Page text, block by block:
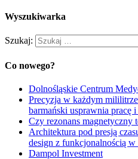
Wyszukiwarka
Szukaj:
Co nowego?
Dolnośląskie Centrum
Precyzja w każdym
barmański usprawnia pracę
Czy rezonans magnetyczny
Architektura pod presją
design z funkcjonalnością
Dampol Investment